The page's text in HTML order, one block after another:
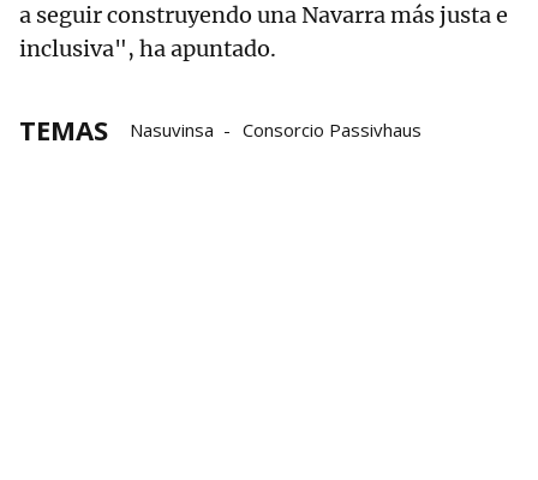
a seguir construyendo una Navarra más justa e
inclusiva", ha apuntado.
TEMAS Nasuvinsa Consorcio Passivhaus